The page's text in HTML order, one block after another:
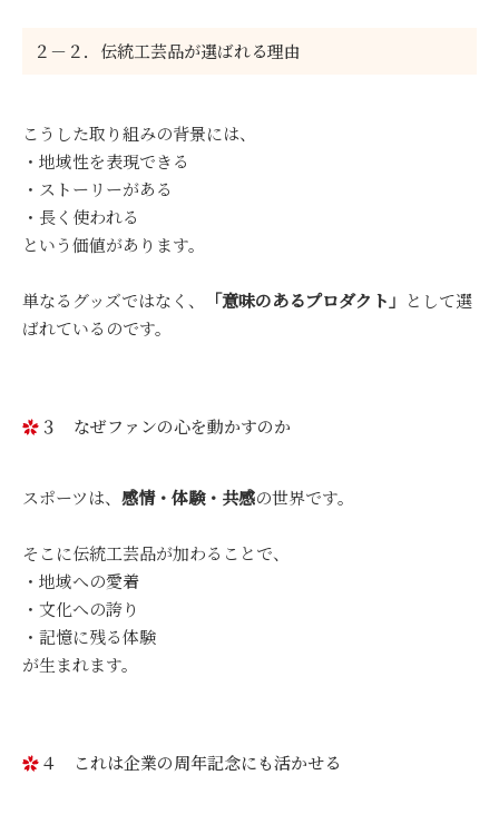
２－２．伝統工芸品が選ばれる理由
こうした取り組みの背景には、
・地域性を表現できる
・ストーリーがある
・長く使われる
という価値があります。
単なるグッズではなく、 「意味のあるプロダクト」 として選
ばれているのです。
３ なぜファンの心を動かすのか
スポーツは、 感情・体験・共感の世界です。
そこに伝統工芸品が加わることで、
・地域への愛着
・文化への誇り
・記憶に残る体験
が生まれます。
４ これは企業の周年記念にも活かせる